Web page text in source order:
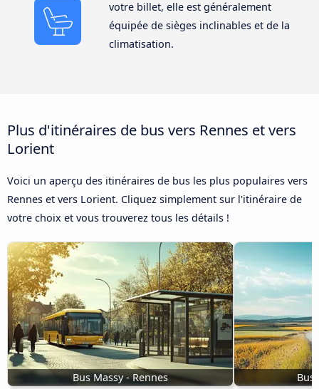
votre billet, elle est généralement
équipée de sièges inclinables et de la
climatisation.
Plus d'itinéraires de bus vers Rennes et vers
Lorient
Voici un aperçu des itinéraires de bus les plus populaires vers
Rennes et vers Lorient. Cliquez simplement sur l'itinéraire de
votre choix et vous trouverez tous les détails !
Bus Massy - Rennes Bus